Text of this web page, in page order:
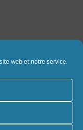
web et notre service.